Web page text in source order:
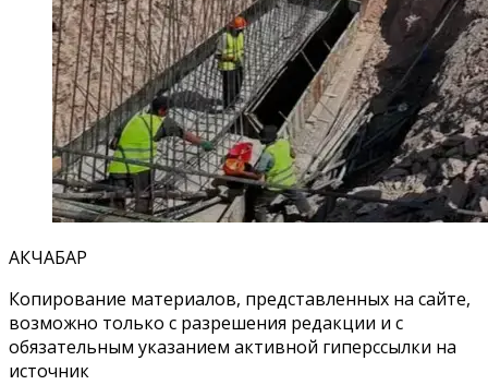
АКЧАБАР
Копирование материалов, представленных на сайте,
возможно только с разрешения редакции и с
обязательным указанием активной гиперссылки на
источник